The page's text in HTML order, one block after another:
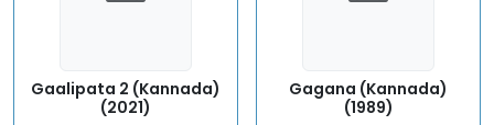
Gaalipata 2 (Kannada)
(2021)
Gagana (Kannada)
(1989)